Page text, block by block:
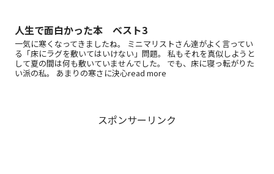
人生で面白かった本 ベスト3
一気に寒くなってきましたね。 ミニマリストさん達がよく言ってい
る「床にラグを敷いてはいけない」問題。 私もそれを真似しようと
して夏の間は何も敷いていませんでした。 でも、床に寝っ転がりた
い派の私。 あまりの寒さに決心read more
スポンサーリンク